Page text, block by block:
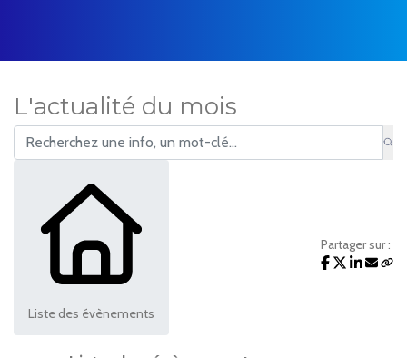
L'actualité du mois
Liste des évènements
Partager sur :